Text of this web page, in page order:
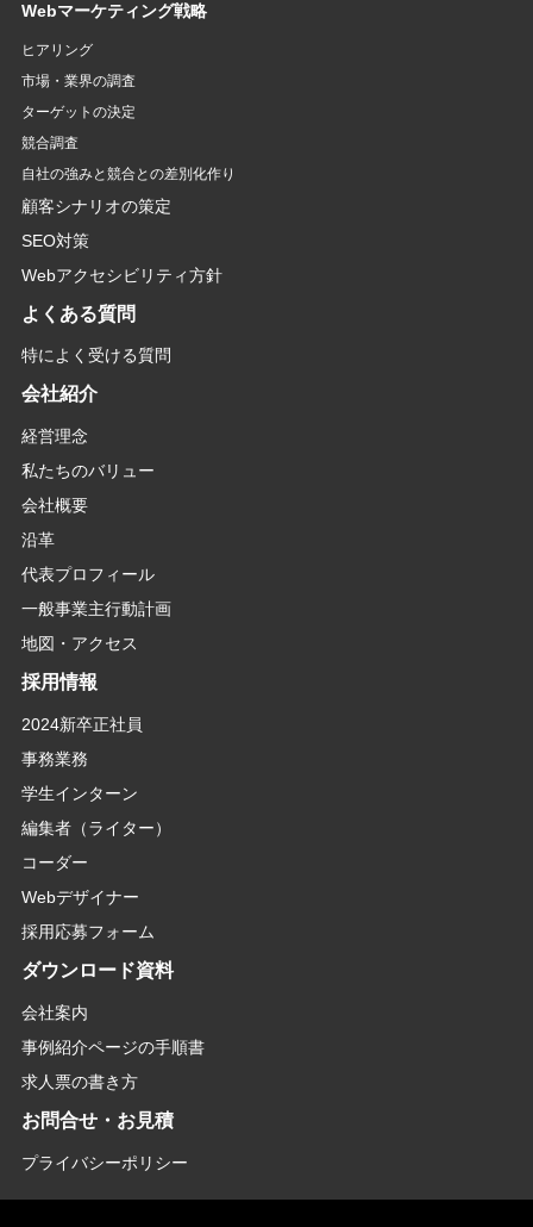
Webマーケティング戦略
ヒアリング
市場・業界の調査
ターゲットの決定
競合調査
自社の強みと競合との差別化作り
顧客シナリオの策定
SEO対策
Webアクセシビリティ方針
よくある質問
特によく受ける質問
会社紹介
経営理念
私たちのバリュー
会社概要
沿革
代表プロフィール
一般事業主行動計画
地図・アクセス
採用情報
2024新卒正社員
事務業務
学生インターン
編集者（ライター）
コーダー
Webデザイナー
採用応募フォーム
ダウンロード資料
会社案内
事例紹介ページの手順書
求人票の書き方
お問合せ・お見積
プライバシーポリシー